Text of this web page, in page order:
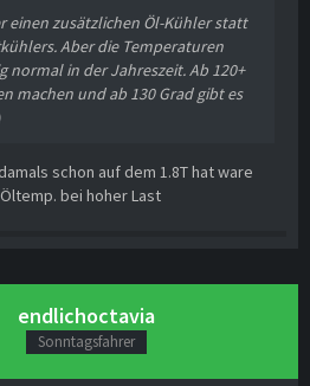
einen zusätzlichen Öl-Kühler statt
Aber die Temperaturen
normal in der Jahreszeit. Ab 120+
machen und ab 130 Grad gibt es
schon auf dem 1.8T hat ware
bei hoher Last
endlichoctavia
Sonntagsfahrer